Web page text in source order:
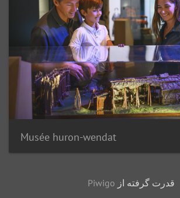
Musée huron-wendat
قدرت گرفته از Piwigo